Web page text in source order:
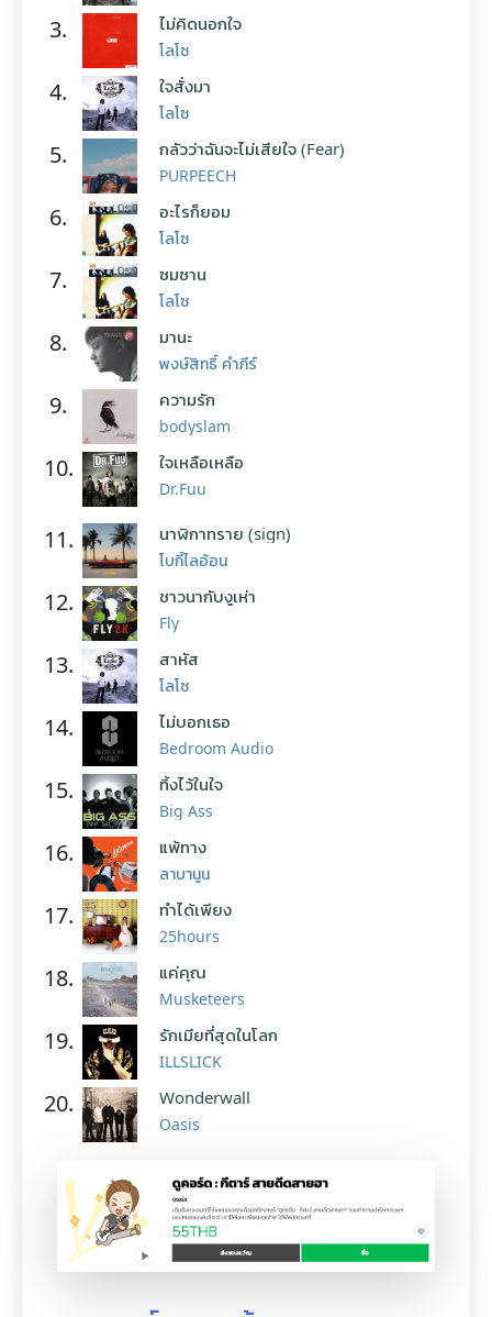
3. ไม่คิดนอกใจ
โลโซ
4. ใจสั่งมา
โลโซ
5. กลัวว่าฉันจะไม่เสียใจ (Fear)
PURPEECH
6. อะไรก็ยอม
โลโซ
7. ซมซาน
โลโซ
8. มานะ
พงษ์สิทธิ์ คำภีร์
9. ความรัก
bodyslam
10. ใจเหลือเหลือ
Dr.Fuu
11. นาฬิกาทราย (sign)
โบกี้ไลอ้อน
12. ชาวนากับงูเห่า
Fly
13. สาหัส
โลโซ
14. ไม่บอกเธอ
Bedroom Audio
15. ทิ้งไว้ในใจ
Big Ass
16. แพ้ทาง
ลาบานูน
17. ทำได้เพียง
25hours
18. แค่คุณ
Musketeers
19. รักเมียที่สุดในโลก
ILLSLICK
20. Wonderwall
Oasis